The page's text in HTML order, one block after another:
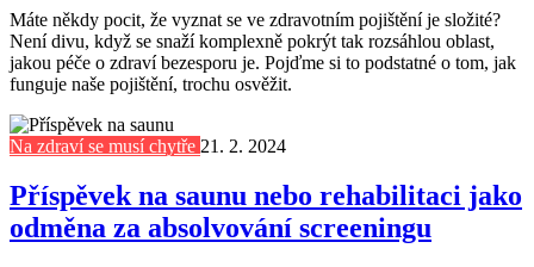
Máte někdy pocit, že vyznat se ve zdravotním pojištění je složité?
Není divu, když se snaží komplexně pokrýt tak rozsáhlou oblast,
jakou péče o zdraví bezesporu je. Pojďme si to podstatné o tom, jak
funguje naše pojištění, trochu osvěžit.
Na zdraví se musí chytře 21. 2. 2024
Příspěvek na saunu nebo rehabilitaci jako
odměna za absolvování screeningu